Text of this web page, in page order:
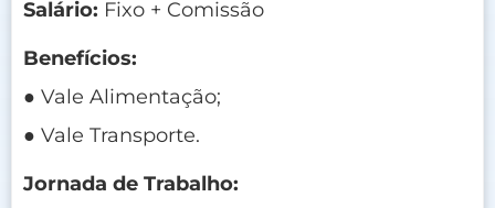
Salário: Fixo + Comissão
Benefícios:
● Vale Alimentação;
● Vale Transporte.
Jornada de Trabalho: